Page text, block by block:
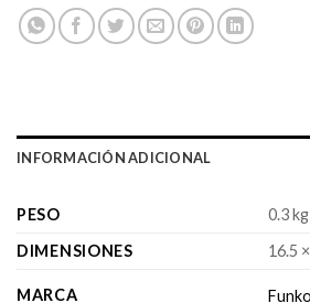
INFORMACIÓN ADICIONAL
PESO
0.3 kg
DIMENSIONES
16.5
MARCA Funko